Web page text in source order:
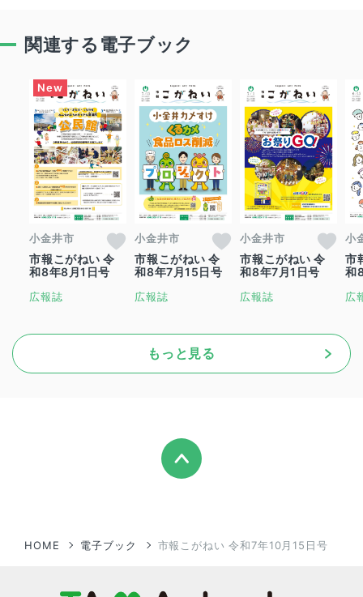
関連する電子ブック
小金井市
市報こがねい 令
和8年8月1日号
広報誌
小金井市
市報こがねい 令
和8年7月15日号
広報誌
小金井市
市報こがねい 令
和8年7月1日号
広報誌
小
市
和
広
もっと見る
HOME 電子ブック 市報こがねい 令和7年10月15日号